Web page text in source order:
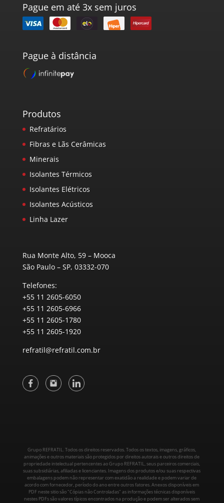
Pague em até 3x sem juros
Pague à distância
Produtos
Refratários
Fibras e Lãs Cerâmicas
Minerais
Isolantes Térmicos
Isolantes Elétricos
Isolantes Acústicos
Linha Lazer
Rua Monte Alto, 59 – Mooca
São Paulo – SP, 03332-070
Telefones:
+55 11 2605-6050
+55 11 2605-6966
+55 11 2605-1780
+55 11 2605-1920
refratil@refratil.com.br
Grupo REFRATIL. Todos os direitos reservados. Todos os textos, imagens, gráficos,
animações e outros materiais são protegidos por direitos autorais e outros direitos de
propriedade intelectual pertencentes ao Grupo REFRATIL, seus parceiros comerciais,
suas subsidiárias, afiliadas e licenciantes. Imagens dos produtos e/ou suas respectivas
embalagens podem não representar com exatidão a realidade e podem variar de
acordo com fornecedor, período do ano entre outros fatores. Anexos disponíveis em
PDF neste sitio são "Cópias não Controladas" as informações técnicas disponíveis
nestes PDFs são valores típicos encontrados na produção e podem ser alterados sem